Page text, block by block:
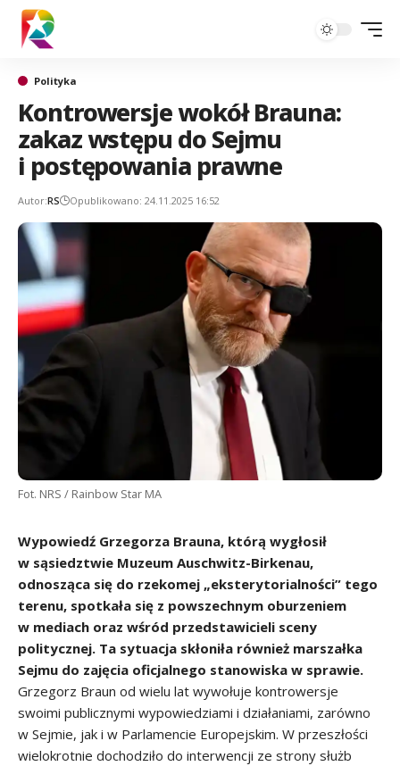
Polityka
Kontrowersje wokół Brauna:
zakaz wstępu do Sejmu
i postępowania prawne
Autor:RS Opublikowano: 24.11.2025 16:52
Fot. NRS / Rainbow Star MA
Wypowiedź Grzegorza Brauna, którą wygłosił
w sąsiedztwie Muzeum Auschwitz-Birkenau,
odnosząca się do rzekomej „eksterytorialności” tego
terenu, spotkała się z powszechnym oburzeniem
w mediach oraz wśród przedstawicieli sceny
politycznej. Ta sytuacja skłoniła również marszałka
Sejmu do zajęcia oficjalnego stanowiska w sprawie.
Grzegorz Braun od wielu lat wywołuje kontrowersje
swoimi publicznymi wypowiedziami i działaniami, zarówno
w Sejmie, jak i w Parlamencie Europejskim. W przeszłości
wielokrotnie dochodziło do interwencji ze strony służb